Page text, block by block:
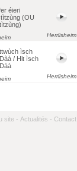
éieri
(OU
Herrlisheim
ìsch
/ Hit ìsch
Herrlisheim
site - Actualités - Contact